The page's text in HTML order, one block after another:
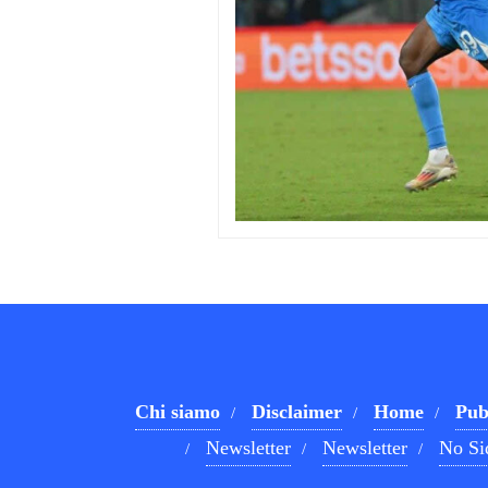
Chi siamo Disclaimer Home
Newsletter
Newsletter No